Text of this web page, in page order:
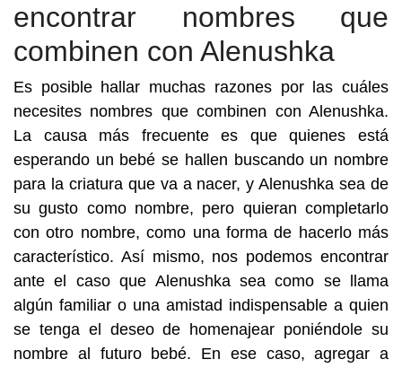
encontrar nombres que
combinen con Alenushka
Es posible hallar muchas razones por las cuáles
necesites nombres que combinen con Alenushka.
La causa más frecuente es que quienes está
esperando un bebé se hallen buscando un nombre
para la criatura que va a nacer, y Alenushka sea de
su gusto como nombre, pero quieran completarlo
con otro nombre, como una forma de hacerlo más
característico. Así mismo, nos podemos encontrar
ante el caso que Alenushka sea como se llama
algún familiar o una amistad indispensable a quien
se tenga el deseo de homenajear poniéndole su
nombre al futuro bebé. En ese caso, agregar a